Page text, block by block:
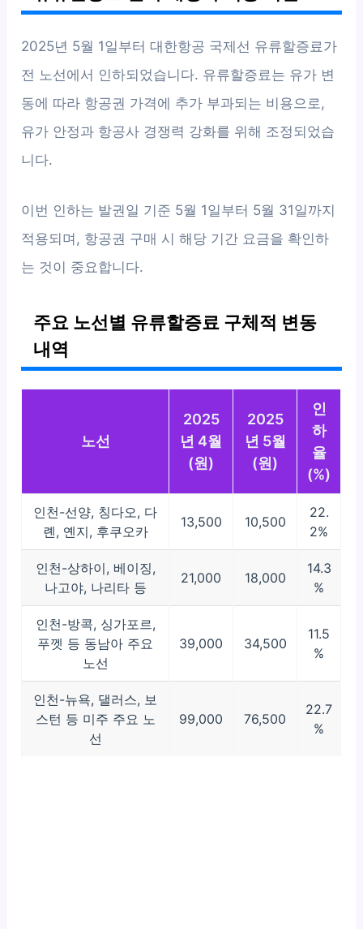
2025년 5월 1일부터 대한항공 국제선 유류할증료가
전 노선에서 인하되었습니다. 유류할증료는 유가 변
동에 따라 항공권 가격에 추가 부과되는 비용으로,
유가 안정과 항공사 경쟁력 강화를 위해 조정되었습
니다.
이번 인하는 발권일 기준 5월 1일부터 5월 31일까지
적용되며, 항공권 구매 시 해당 기간 요금을 확인하
는 것이 중요합니다.
주요 노선별 유류할증료 구체적 변동
내역
노선
2025
년 4월
(원)
2025
년 5월
(원)
인
하
율
(%)
인천-선양, 칭다오, 다
롄, 옌지, 후쿠오카
13,500 10,500
22.
2%
인천-상하이, 베이징,
나고야, 나리타 등
21,000 18,000
14.3
%
인천-방콕, 싱가포르,
푸껫 등 동남아 주요
노선
39,000 34,500
11.5
%
인천-뉴욕, 댈러스, 보
스턴 등 미주 주요 노
선
99,000 76,500
22.7
%